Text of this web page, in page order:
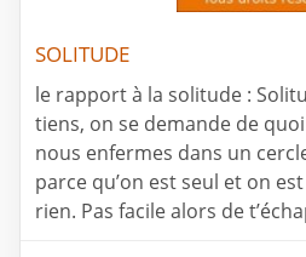
SOLITUDE
le rapport à la solitude :
tiens, on se demande de
nous enfermes dans un
parce qu’on est seul et on
rien. Pas facile alors de